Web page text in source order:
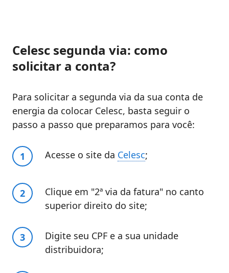
Celesc segunda via: como
solicitar a conta?
Para solicitar a segunda via da sua conta de
energia da colocar Celesc, basta seguir o
passo a passo que preparamos para você:
Acesse o site da Celesc;
Clique em "2ª via da fatura" no canto
superior direito do site;
Digite seu CPF e a sua unidade
distribuidora;